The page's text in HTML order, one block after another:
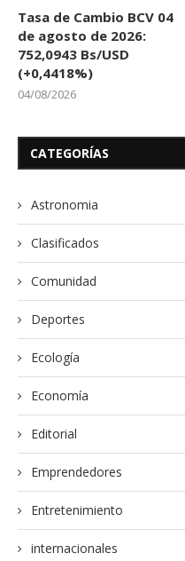
Tasa de Cambio BCV 04
de agosto de 2026:
752,0943 Bs/USD
(+0,4418%)
04/08/2026
CATEGORÍAS
Astronomia
Clasificados
Comunidad
Deportes
Ecología
Economía
Editorial
Emprendedores
Entretenimiento
internacionales